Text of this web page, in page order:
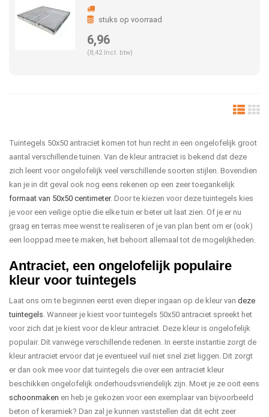
stuks op voorraad
6,96
(8,42 Incl. btw)
Tuintegels 50x50 antraciet komen tot hun recht in een ongelofelijk groot
aantal verschillende tuinen. Van de kleur antraciet is bekend dat deze
zich leent voor ongelofelijk veel verschillende soorten stijlen. Bovendien
kan je in dit geval ook nog eens rekenen op een zeer toegankelijk
formaat van 50x50 centimeter. Door te kiezen voor deze tuintegels kies
je voor een veilige optie die elke tuin er beter uit laat zien. Of je er nu
graag en terras mee wenst te realiseren of je van plan bent om er (ook)
een looppad mee te maken, het behoort allemaal tot de mogelijkheden.
Antraciet, een ongelofelijk populaire
kleur voor tuintegels
Laat ons om te beginnen eerst even dieper ingaan op de kleur van deze
tuintegels. Wanneer je kiest voor tuintegels 50x50 antraciet spreekt het
voor zich dat je kiest voor de kleur antraciet. Deze kleur is ongelofelijk
populair. Dit vanwege verschillende redenen. In eerste instantie zorgt de
kleur antraciet ervoor dat je eventueel vuil niet snel ziet liggen. Dit zorgt
er dan ook mee voor dat tuintegels die over een antraciet kleur
beschikken ongelofelijk onderhoudsvriendelijk zijn. Moet je ze ooit eens
schoonmaken en heb je gekozen voor een exemplaar van bijvoorbeeld
beton of keramiek? Dan zal je kunnen vaststellen dat dit echt zeer